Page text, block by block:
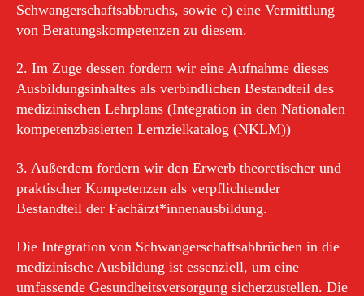
Schwangerschaftsabbruchs, sowie c) eine Vermittlung
von Beratungskompetenzen zu diesem.
2. Im Zuge dessen fordern wir eine Aufnahme dieses
Ausbildungsinhaltes als verbindlichen Bestandteil des
medizinischen Lehrplans (Integration in den Nationalen
kompetenzbasierten Lernzielkatalog (NKLM))
3. Außerdem fordern wir den Erwerb theoretischer und
praktischer Kompetenzen als verpflichtender
Bestandteil der Fachärzt*innenausbildung.
Die Integration von Schwangerschaftsabbrüchen in die
medizinische Ausbildung ist essenziell, um eine
umfassende Gesundheitsversorgung sicherzustellen. Die